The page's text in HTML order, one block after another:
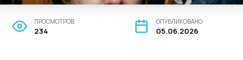
ПРОСМОТРОВ
234
ОПУБЛИКОВАНО
05.06.2026